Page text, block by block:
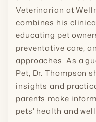
Veterinarian at
combines his
educating pet
preventative care,
approaches. As a
Pet, Dr. Thompson
insights and
parents make
pets' health and